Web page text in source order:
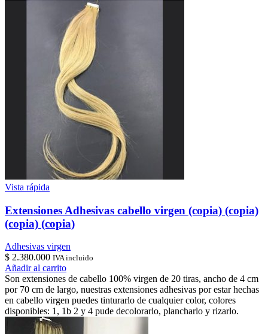
Vista rápida
Extensiones Adhesivas cabello virgen (copia) (copia)
(copia) (copia)
Adhesivas virgen
$ 2.380.000 IVA incluido
Añadir al carrito
Son extensiones de cabello 100% virgen de 20 tiras, ancho de 4 cm
por 70 cm de largo, nuestras extensiones adhesivas por estar hechas
en cabello virgen puedes tinturarlo de cualquier color, colores
disponibles: 1, 1b 2 y 4 pude decolorarlo, plancharlo y rizarlo.